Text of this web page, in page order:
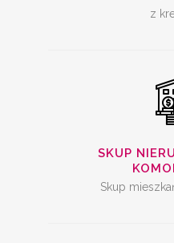
z
SKUP
Skup
SKUP